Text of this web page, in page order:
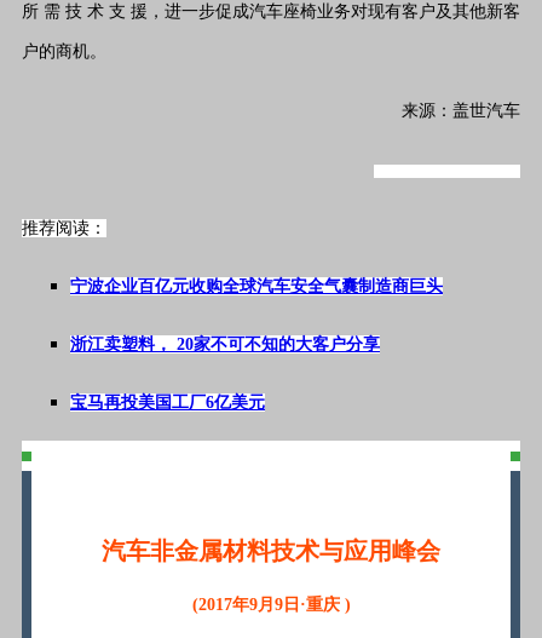
所 需 技 术 支 援，进一步促成汽车座椅业务对现有客户及其他新客
户的商机。
来源：盖世汽车
推荐阅读：
宁波企业百亿元收购全球汽车安全气囊制造商巨头
浙江卖塑料， 20家不可不知的大客户分享
宝马再投美国工厂6亿美元
汽车非金属材料技术与应用峰会
(2017年9月9日·重庆 )